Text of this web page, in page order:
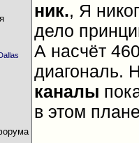
ник., Я
дело
А насчёт
диагональ.
каналы
в этом